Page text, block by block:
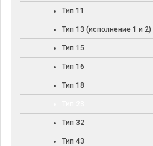
Тип 11
Тип 13 (исполнение 1 и 2)
Тип 15
Тип 16
Тип 18
Тип 32
Тип 43